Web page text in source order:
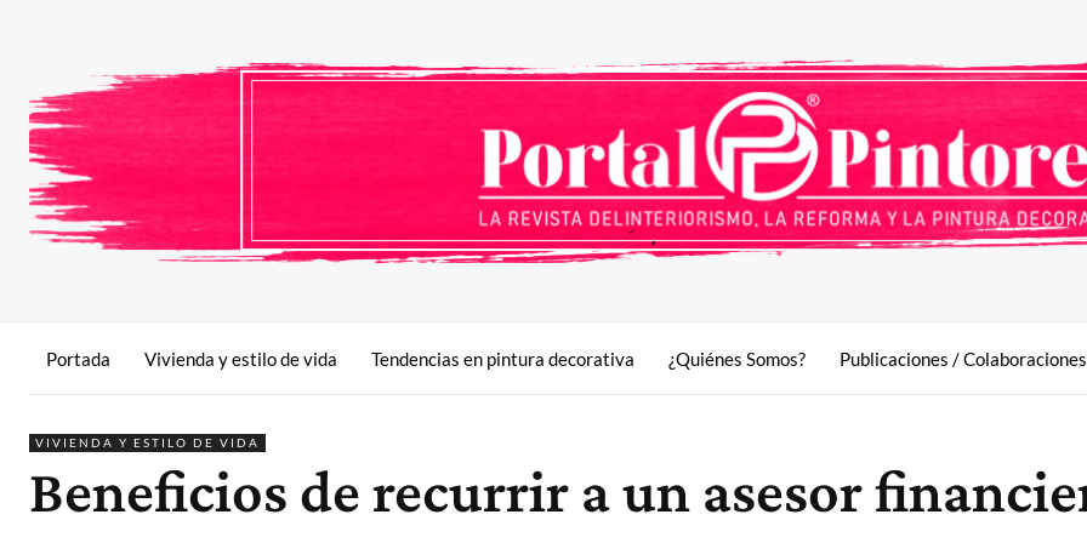
Portada Vivienda y estilo de vida Tendencias en pintura decorativa ¿Quiénes Somos? Publicaciones / Colaboraciones
VIVIENDA Y ESTILO DE VIDA
Beneficios de recurrir a un asesor